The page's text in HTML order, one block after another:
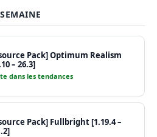
Pack] Optimum Realism
– 26.3]
dans les tendances
Pack] Fullbright [1.19.4 –